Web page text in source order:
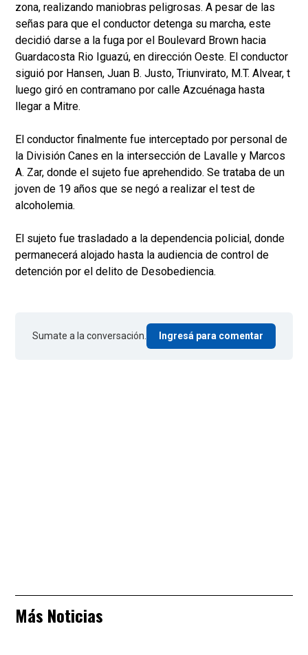
zona, realizando maniobras peligrosas. A pesar de las
señas para que el conductor detenga su marcha, este
decidió darse a la fuga por el Boulevard Brown hacia
Guardacosta Rio Iguazú, en dirección Oeste. El conductor
siguió por Hansen, Juan B. Justo, Triunvirato, M.T. Alvear, t
luego giró en contramano por calle Azcuénaga hasta
llegar a Mitre.
El conductor finalmente fue interceptado por personal de
la División Canes en la intersección de Lavalle y Marcos
A. Zar, donde el sujeto fue aprehendido. Se trataba de un
joven de 19 años que se negó a realizar el test de
alcoholemia.
El sujeto fue trasladado a la dependencia policial, donde
permanecerá alojado hasta la audiencia de control de
detención por el delito de Desobediencia.
Sumate a la conversación. Ingresá para comentar
Más Noticias